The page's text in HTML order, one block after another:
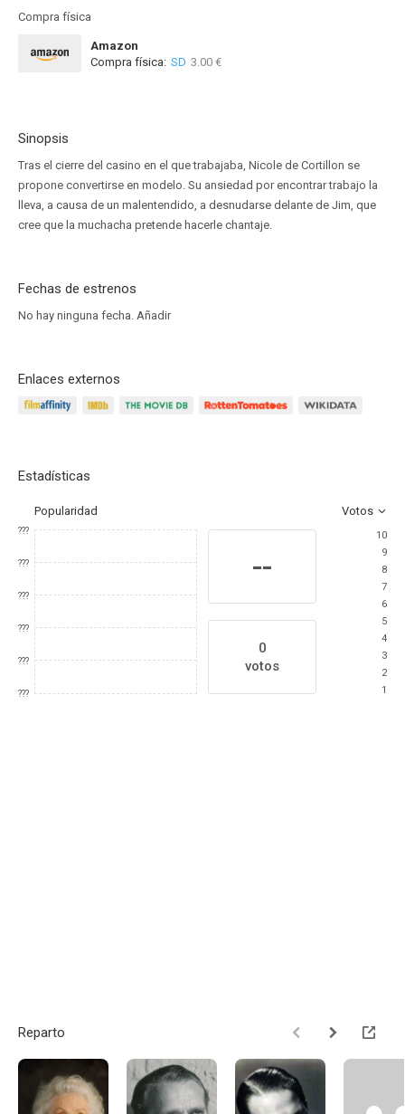
Compra física
Amazon
Compra física: SD 3.00 €
Sinopsis
Tras el cierre del casino en el que trabajaba, Nicole de Cortillon se
propone convertirse en modelo. Su ansiedad por encontrar trabajo la
lleva, a causa de un malentendido, a desnudarse delante de Jim, que
cree que la muchacha pretende hacerle chantaje.
Fechas de estrenos
No hay ninguna fecha. Añadir
Enlaces externos
Estadísticas
Popularidad Votos
???
???
???
???
???
???
--
0
votos
10
9
8
7
6
5
4
3
2
1
Reparto